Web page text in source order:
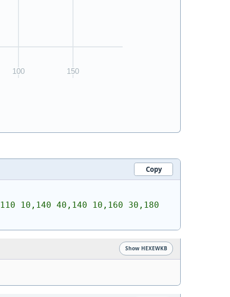
Copy
10,140 40,140 10,160 30,180
Show HEXEWKB